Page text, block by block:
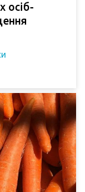
осіб-